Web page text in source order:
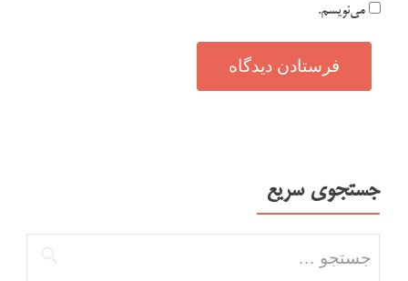
می‌نویسم.
جستجوی سریع